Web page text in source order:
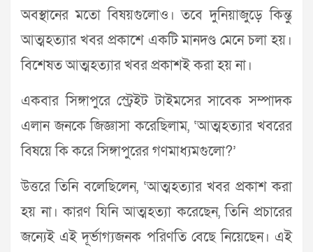
অবস্থানের মতো বিষয়গুলোও। তবে দুনিয়াজুড়ে কিন্তু
আত্মহত্যার খবর প্রকাশে একটি মানদণ্ড মেনে চলা হয়।
বিশেষত আত্মহত্যার খবর প্রকাশই করা হয় না।
একবার সিঙ্গাপুরে স্ট্রেইট টাইমসের সাবেক সম্পাদক
এলান জনকে জিজ্ঞাসা করেছিলাম, ‘আত্মহত্যার খবরের
বিষয়ে কি করে সিঙ্গাপুরের গণমাধ্যমগুলো?’
উত্তরে তিনি বলেছিলেন, ‘আত্মহত্যার খবর প্রকাশ করা
হয় না। কারণ যিনি আত্মহত্যা করেছেন, তিনি প্রচারের
জন্যেই এই দূর্ভাগ্যজনক পরিণতি বেছে নিয়েছেন। এই